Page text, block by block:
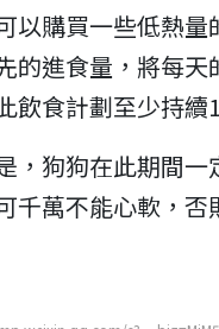
以購買一些低熱量
的進食量，將每天
飲食計劃至少持續
，狗狗在此期間一
千萬不能心軟，否